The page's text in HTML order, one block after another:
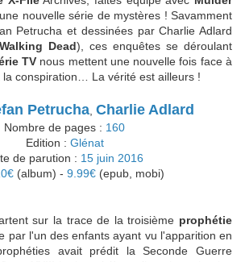
nouvelle série de mystères ! Savamment
Petrucha et dessinées par Charlie Adlard
Walking Dead), ces enquêtes se déroulant
TV nous mettent une nouvelle fois face à
la conspiration… La vérité est ailleurs !
Petrucha, Charlie Adlard
Nombre de pages : 160
Edition : Glénat
de parution : 15 juin 2016
(album) - 9.99€(epub, mobi)
sur la trace de la troisième prophétie
par l'un des enfants ayant vu l'apparition en
avait prédit la Seconde Guerre